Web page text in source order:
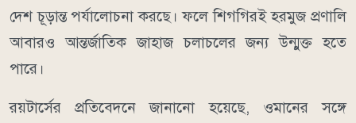
দেশ চূড়ান্ত পর্যালোচনা করছে। ফলে শিগগিরই হরমুজ প্রণালি
আবারও আন্তর্জাতিক জাহাজ চলাচলের জন্য উন্মুক্ত হতে
পারে।
রয়টার্সের প্রতিবেদনে জানানো হয়েছে, ওমানের সঙ্গে